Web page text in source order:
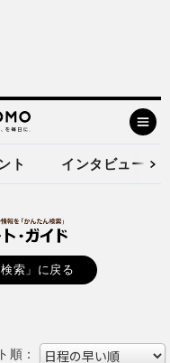
ト インタビュー
索」に戻る
順：